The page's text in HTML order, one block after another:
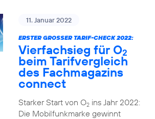
11. Januar 2022
ERSTER GROSSER TARIF-CHECK 2022:
Vierfachsieg für O2
beim Tarifvergleich
des Fachmagazins
connect
Starker Start von O2ins Jahr 2022:
Die Mobilfunkmarke gewinnt